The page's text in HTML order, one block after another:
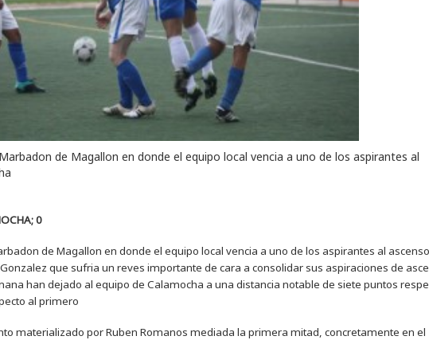
de Magallon en donde el equipo local vencia a uno de los aspirantes al
0
de Magallon en donde el equipo local vencia a uno de los aspirantes al ascenso
que sufria un reves importante de cara a consolidar sus aspiraciones de
han dejado al equipo de Calamocha a una distancia notable de siete puntos
al primero
materializado por Ruben Romanos mediada la primera mitad, concretamente en el